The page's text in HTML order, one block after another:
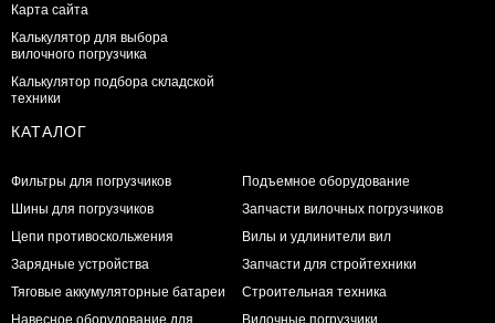
Карта сайта
Калькулятор для выбора
вилочного погрузчика
Калькулятор подбора складской
техники
КАТАЛОГ
Фильтры для погрузчиков
Шины для погрузчиков
Цепи противоскольжения
Зарядные устройства
Тяговые аккумуляторные батареи
Навесное оборудование для
Подъемное оборудование
Запчасти вилочных погрузчиков
Вилы и удлинители вил
Запчасти для стройтехники
Строительная техника
Вилочные погрузчики